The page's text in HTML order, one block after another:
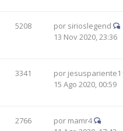
5208 por sirioslegend
13 Nov 2020, 23:36
3341 por jesuspariente1
15 Ago 2020, 00:59
2766 por mamr4